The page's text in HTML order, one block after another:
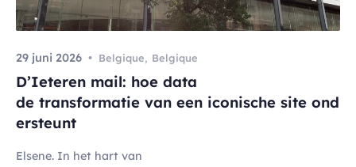
D’Ieteren mail: hoe data
de transformatie van een iconische site ond
ersteunt
Elsene. In het hart van
29 juni 2026 Belgique, Belgique